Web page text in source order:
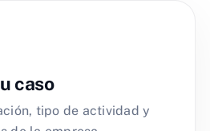
caso
tipo de actividad y